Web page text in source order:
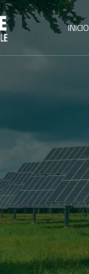
INICIO